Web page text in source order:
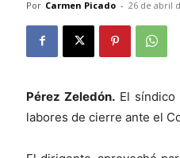
Por Carmen Picado - 26 de abril
Pérez Zeledón. El
labores de cierre ante el